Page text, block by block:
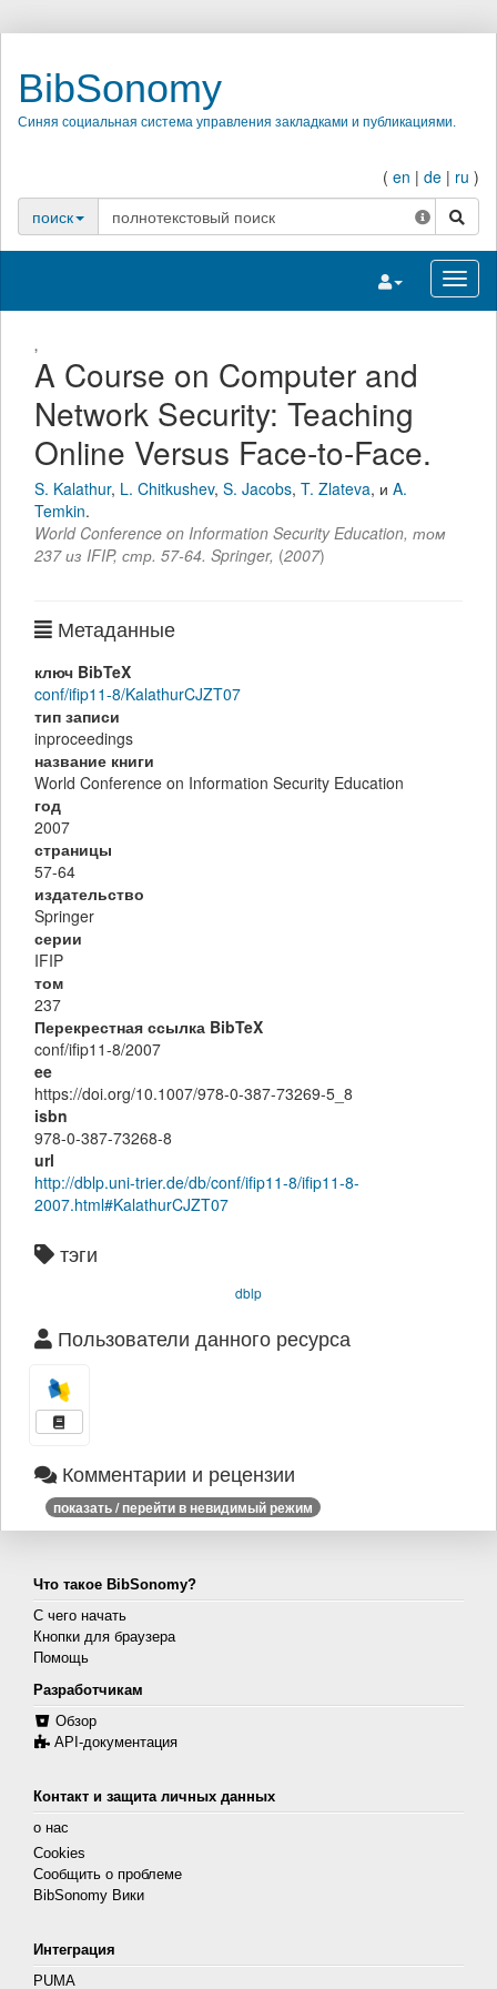
BibSonomy
Синяя социальная система управления закладками и публикациями.
( en | de | ru )
поиск
поиск
Переключить
,
A Course on Computer and
Network Security: Teaching
Online Versus Face-to-Face.
S. Kalathur, L. Chitkushev, S. Jacobs, T. Zlateva, и A.
Temkin.
World Conference on Information Security Education, том
237 из IFIP, стр. 57-64. Springer, (2007)
Метаданные
ключ BibTeX
conf/ifip11-8/KalathurCJZT07
тип записи
inproceedings
название книги
World Conference on Information Security Education
год
2007
страницы
57-64
издательство
Springer
серии
IFIP
том
237
Перекрестная ссылка BibTeX
conf/ifip11-8/2007
ee
https://doi.org/10.1007/978-0-387-73269-5_8
isbn
978-0-387-73268-8
url
http://dblp.uni-trier.de/db/conf/ifip11-8/ifip11-8-
2007.html#KalathurCJZT07
тэги
dblp
Пользователи данного ресурса
Комментарии и рецензии
показать / перейти в невидимый режим
Что такое BibSonomy?
С чего начать
Кнопки для браузера
Помощь
Разработчикам
Обзор
API-документация
Контакт и защита личных данных
о нас
Cookies
Сообщить о проблеме
BibSonomy Вики
Интеграция
PUMA